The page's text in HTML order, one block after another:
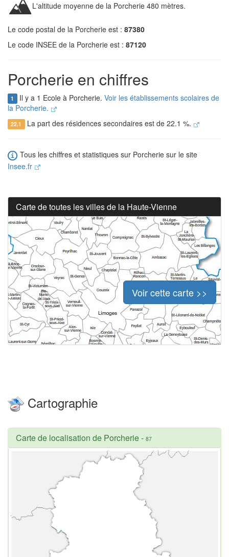
L'altitude moyenne de la Porcherie 480 mètres.
Le code postal de la Porcherie est : 87380
Le code INSEE de la Porcherie est : 87120
Porcherie en chiffres
1 Il y a 1 Ecole à Porcherie. Voir les établissements scolaires de
la Porcherie.
22.1 La part des résidences secondaires est de 22.1 %.
Tous les chiffres et statistiques sur Porcherie sur le site
Insee.fr
Carte de toutes les villes de la Haute-Vienne
Voir cette carte >>
Cartographie
Carte de localisation de Porcherie- 87